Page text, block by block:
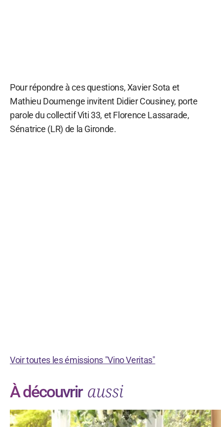
Pour répondre à ces questions, Xavier Sota et
Mathieu Doumenge invitent Didier Cousiney, porte
parole du collectif Viti 33, et Florence Lassarade,
Sénatrice (LR) de la Gironde.
Voir toutes les émissions "Vino Veritas"
À découvrir aussi